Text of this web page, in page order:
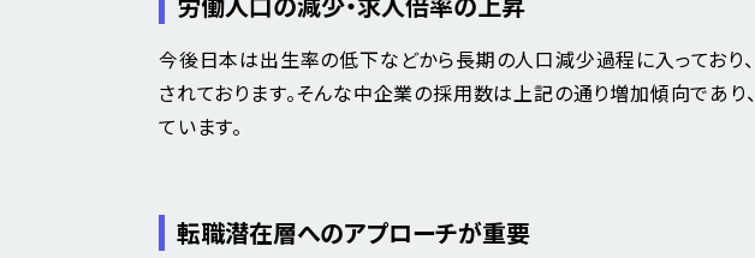
今後日本は出生率の低下などから長期の人口減少過程に入っており
されております。そんな中企業の採用数は上記の通り増加傾向であり
ています。
転職潜在層へのアプローチが重要